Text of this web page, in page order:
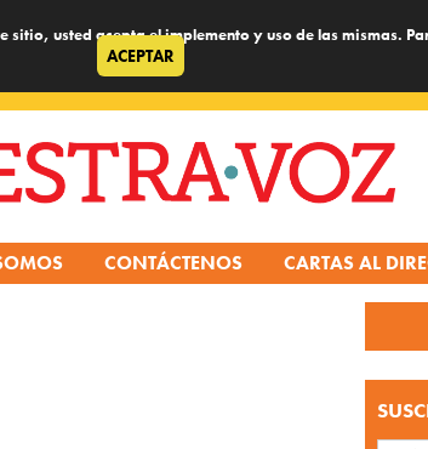
usted acepta el implemento y uso de las mismas.
ACEPTAR
CONTÁCTENOS CARTAS AL